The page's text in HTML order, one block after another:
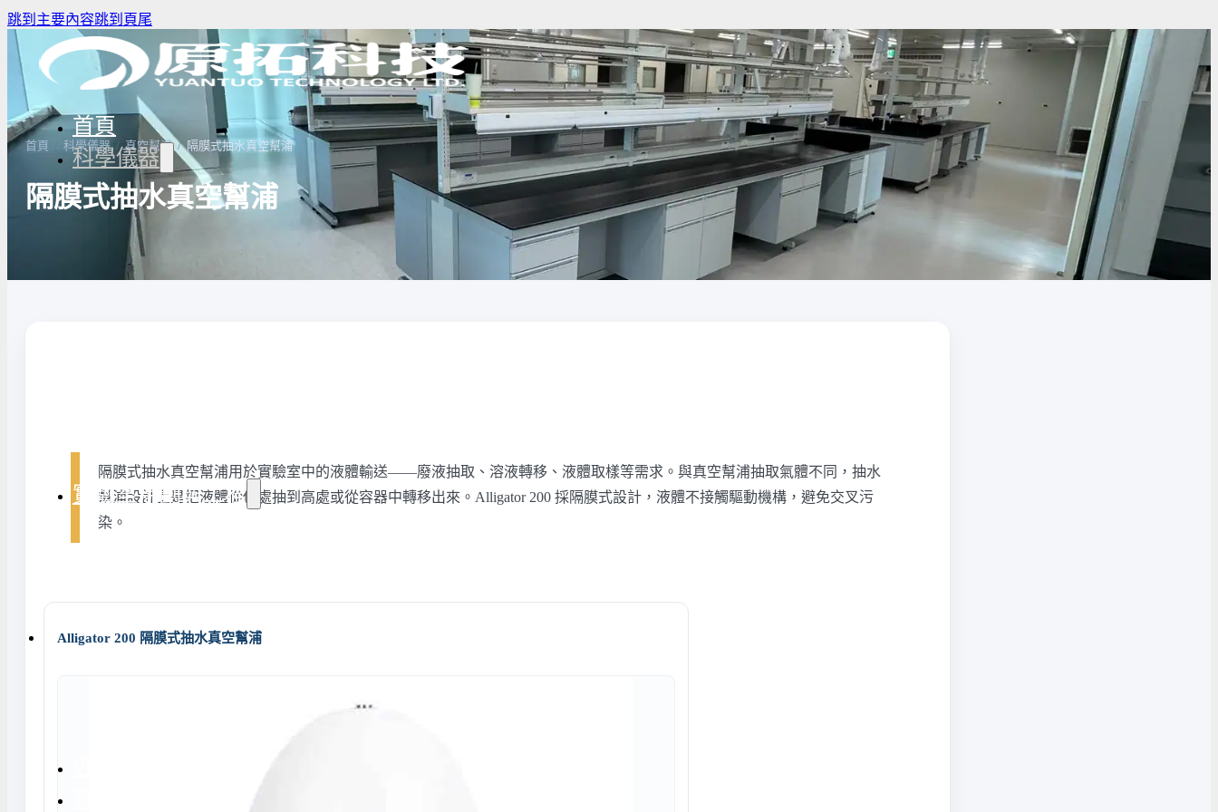
跳到主要內容跳到頁尾
首頁
科學儀器
實驗室規劃與工程
首頁 科學儀器 / 真空幫浦 / 隔膜式抽水真空幫浦
隔膜式抽水真空幫浦
隔膜式抽水真空幫浦用於實驗室中的液體輸送——廢液抽取、溶液轉移、液體取樣等需求。與真空幫浦抽取氣體不同，抽水
幫浦設計上是把液體從低處抽到高處或從容器中轉移出來。Alligator 200 採隔膜式設計，液體不接觸驅動機構，避免交叉污
染。
Alligator 200 隔膜式抽水真空幫浦